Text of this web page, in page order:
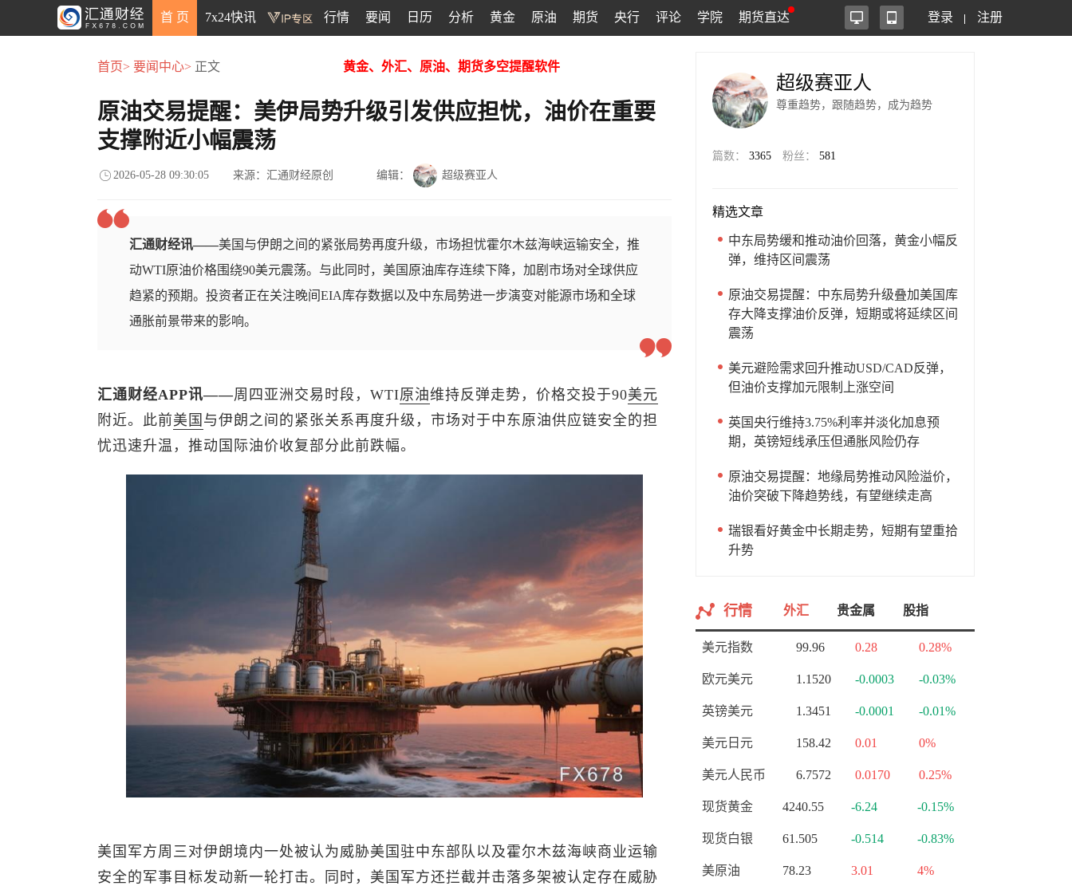
首 页 7x24快讯 行情 要闻 日历 分析 黄金 原油 期货 央行 评论 学院 期货直达 登录 注册
首页> 要闻中心> 正文 黄金、外汇、原油、期货多空提醒软件
原油交易提醒：美伊局势升级引发供应担忧，油价在重要
支撑附近小幅震荡
2026-05-28 09:30:05 来源：汇通财经原创 编辑： 超级赛亚人
汇通财经讯——美国与伊朗之间的紧张局势再度升级，市场担忧霍尔木兹海峡运输安全，推
动WTI原油价格围绕90美元震荡。与此同时，美国原油库存连续下降，加剧市场对全球供应
趋紧的预期。投资者正在关注晚间EIA库存数据以及中东局势进一步演变对能源市场和全球
通胀前景带来的影响。
汇通财经APP讯——周四亚洲交易时段，WTI原油维持反弹走势，价格交投于90美元
附近。此前美国 与伊朗之间的紧张关系再度升级，市场对于中东原油供应链安全的担
忧迅速升温，推动国际油价收复部分此前跌幅。
美国军方周三对伊朗境内一处被认为威胁美国驻中东部队以及霍尔木兹海峡商业运输
安全的军事目标发动新一轮打击。同时，美国军方还拦截并击落多架被认定存在威胁
超级赛亚人
尊重趋势，跟随趋势，成为趋势
篇数： 3365 粉丝： 581
精选文章
中东局势缓和推动油价回落，黄金小幅反
弹，维持区间震荡
原油交易提醒：中东局势升级叠加美国库
存大降支撑油价反弹，短期或将延续区间
震荡
美元避险需求回升推动USD/CAD反弹，
但油价支撑加元限制上涨空间
英国央行维持3.75%利率并淡化加息预
期，英镑短线承压但通胀风险仍存
原油交易提醒：地缘局势推动风险溢价，
油价突破下降趋势线，有望继续走高
瑞银看好黄金中长期走势，短期有望重拾
升势
行情 外汇 贵金属 股指
美元指数 99.96 0.28 0.28%
欧元美元 1.1520 -0.0003 -0.03%
英镑美元 1.3451 -0.0001 -0.01%
美元日元 158.42 0.01 0%
美元人民币 6.7572 0.0170 0.25%
现货黄金 4240.55 -6.24 -0.15%
现货白银 61.505 -0.514 -0.83%
美原油 78.23 3.01 4%